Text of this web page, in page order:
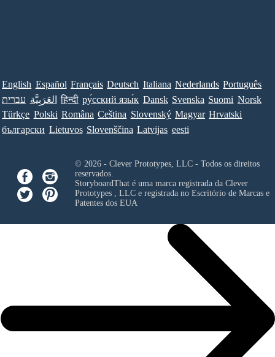
English Español Français Deutsch Italiana Nederlands Português
עברית العَرَبِيَّة हिन्दी ру́сский язы́к Dansk Svenska Suomi Norsk
Türkçe Polski Româna Ceština Slovenský Magyar Hrvatski
български Lietuvos Slovenščina Latvijas eesti
© 2026 - Clever Prototypes, LLC - Todos os direitos
reservados.
StoryboardThat é uma marca registrada da Clever
Prototypes , LLCe registrada no Escritório de Marcas e
Patentes dos EUA